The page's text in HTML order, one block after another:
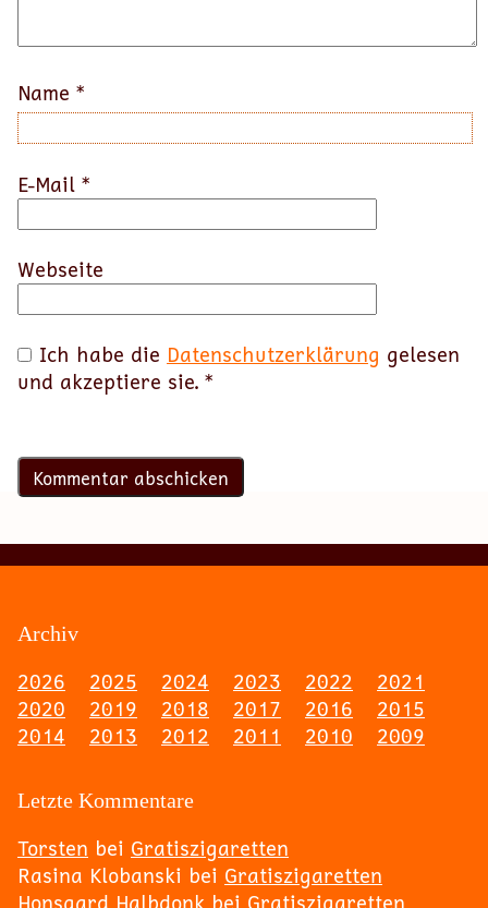
Name *
E-Mail *
Webseite
Ich habe die Datenschutzerklärung gelesen
und akzeptiere sie. *
Archiv
2026 2025 2024 2023 2022
2021
2020
2019 2018 2017 2016
2015
2014
2013 2012 2011 2010 2009
Letzte Kommentare
Torsten bei Gratiszigaretten
Rasina Klobanski bei Gratiszigaretten